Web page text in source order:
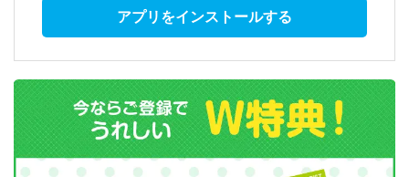
アプリをインストールする